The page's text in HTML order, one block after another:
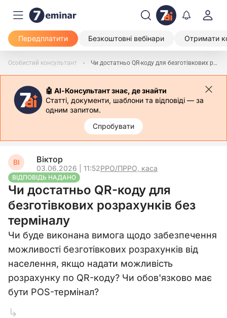
Передплатити Безкоштовні вебінари Отримати
Особистий консультант Чи достатньо QR-коду для безготівкових розрахунків без терміналу
🤖 АІ-Консультант знає, де знайти
Статті, документи, шаблони та відповіді — за
одним запитом.
Спробувати
ВІ Віктор
03.06.2026 | 11:52РРО/ПРРО, каса
ВІДПОВІДЬ НАДАНО
Чи достатньо QR-коду для
безготівкових розрахунків без
терміналу
Чи буде виконана вимога щодо забезпечення
можливості безготівкових розрахунків від
населення, якщо надати можливість
розрахунку по QR-коду? Чи обов'язково має
бути POS-термінал?